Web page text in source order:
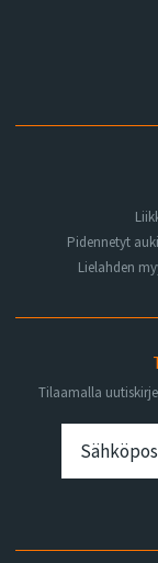
Pidennetyt
Lielahden
Tilaamalla